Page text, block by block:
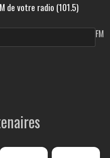
de votre radio (101.5)
FM